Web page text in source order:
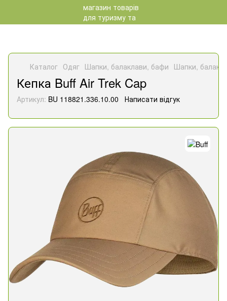
Каталог Одяг Шапки, балаклави, бафи Шапки,
Кепка Buff Air Trek Cap
Артикул: BU 118821.336.10.00 Написати відгук